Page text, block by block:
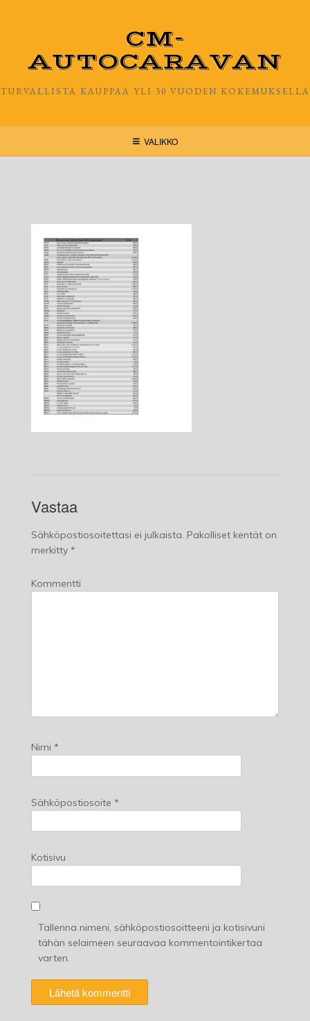
CM-
AUTOCARAVAN
TURVALLISTA KAUPPAA YLI 30 VUODEN KOKEMUKSELLA
VALIKKO
Vastaa
Sähköpostiosoitettasi ei julkaista. Pakolliset kentät on
merkitty *
Kommentti
Nimi *
Sähköpostiosoite *
Kotisivu
Tallenna nimeni, sähköpostiosoitteeni ja kotisivuni
tähän selaimeen seuraavaa kommentointikertaa
varten.